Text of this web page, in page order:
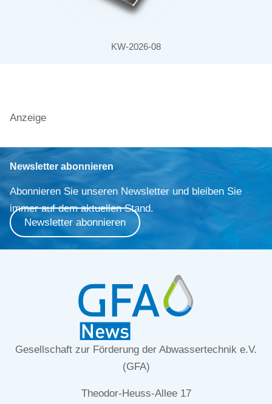
KW-2026-08
Anzeige
Newsletter abonnieren
Abonnieren Sie unseren Newsletter und bleiben Sie
immer auf dem aktuellen Stand.
Newsletter abonnieren
Gesellschaft zur Förderung der Abwassertechnik e.V.
(GFA)
Theodor-Heuss-Allee 17